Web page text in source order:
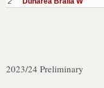
2023/24 Preliminary